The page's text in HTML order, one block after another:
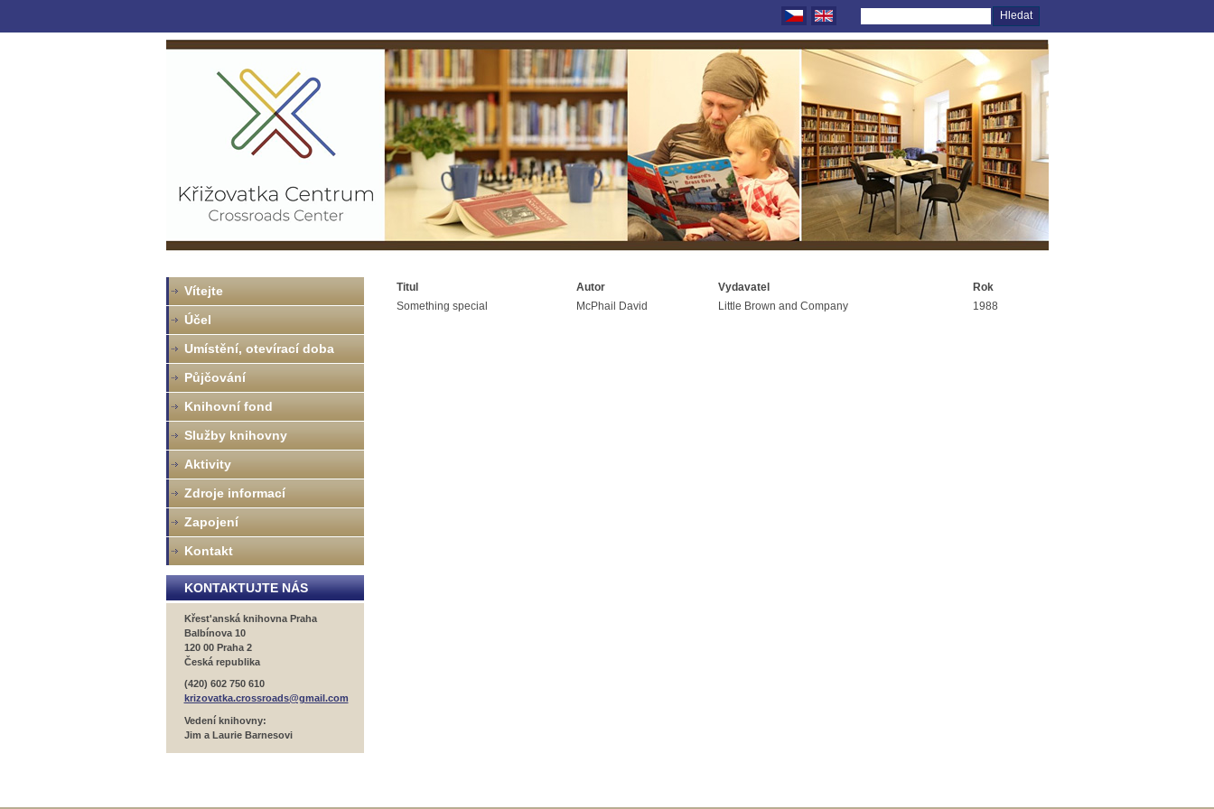
Titul Autor Vydavatel
Rok
Something special
McPhail David Little Brown and Company 1988
Vítejte
Účel
Umístění, otevírací doba
Půjčování
Knihovní fond
Služby knihovny
Aktivity
Zdroje informací
Zapojení
Kontakt
KONTAKTUJTE NÁS
Křest'anská knihovna Praha
Balbínova 10
120 00 Praha 2
Česká republika
(420) 602 750 610
krizovatka.crossroads@gmail.com
Vedení knihovny:
Jim a Laurie Barnesovi